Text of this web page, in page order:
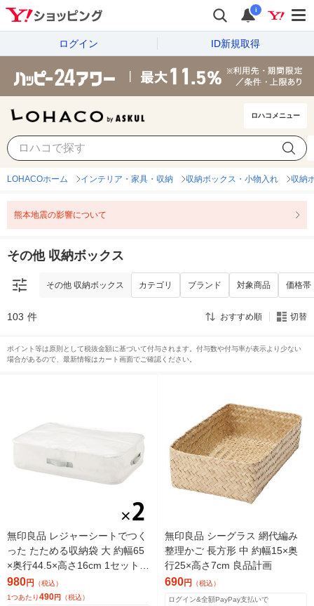
i
ログイン ID新規取得
ロハコメニュー
その他 収納ボックス 価格帯
LOHACOホーム インテリア・家具・収納 収納ボックス・小物入れ 収納
熊本地震の影響について
その他 収納ボックス
その他 収納ボックス カテゴリ ブランド 対象商品 価格帯
103 件 おすすめ順 切替
ポイント等は原則として税抜金額に基づいて付与されます。付与数や付与率が表示より少ない
場合があるので、最新情報はカート画面でご確認ください。
無印良品 レジャーシートでつく
った たためる収納袋 大 約幅65
×奥行44.5×高さ16cm 1セット
（1個×2） 良品計画
980円 （税込）
1つあたり490円 （税込）
無印良品 シーグラス 網代編み
整理かご 長方形 中 約幅15×奥
行25×高さ7cm 良品計画
690円 （税込）
ログイン&全額PayPay支払いで